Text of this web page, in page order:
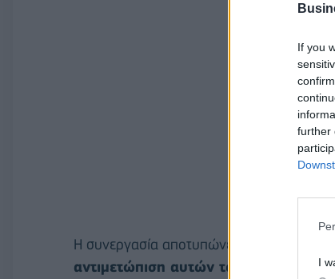
If you
further
I
Η συνεργασία αποτυπώνει την
αντιμετώπιση αυτών των